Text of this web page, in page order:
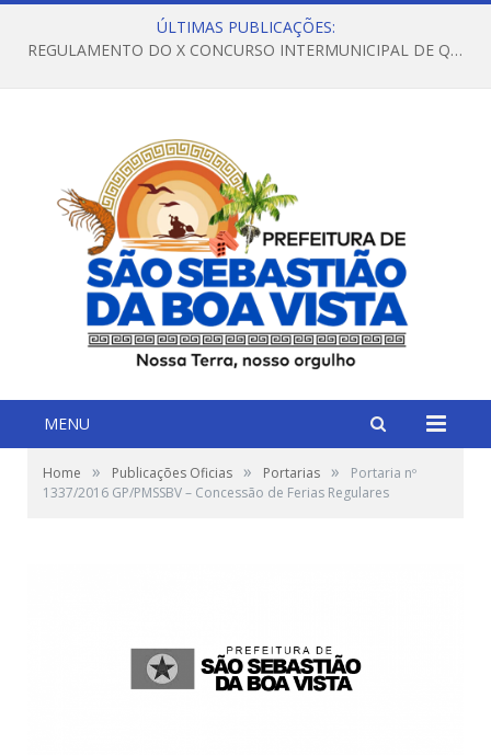
ÚLTIMAS PUBLICAÇÕES:
REGULAMENTO DO X CONCURSO INTERMUNICIPAL DE QUADRILHAS JUNINAS – 2026 – ARRAIÁ DA VENEZA
MENU
Home » Publicações Oficias » Portarias »
Portaria nº
1337/2016 GP/PMSSBV – Concessão de Ferias Regulares